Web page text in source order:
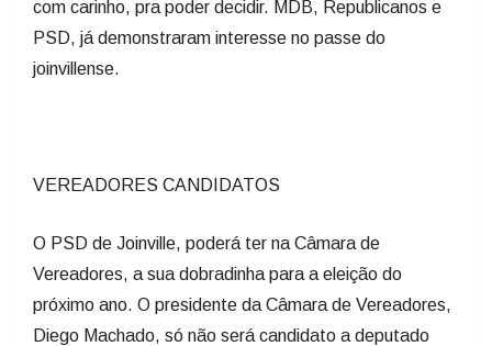
com carinho, pra poder decidir. MDB, Republicanos e
PSD, já demonstraram interesse no passe do
joinvillense.
VEREADORES CANDIDATOS
O PSD de Joinville, poderá ter na Câmara de
Vereadores, a sua dobradinha para a eleição do
próximo ano. O presidente da Câmara de Vereadores,
Diego Machado, só não será candidato a deputado